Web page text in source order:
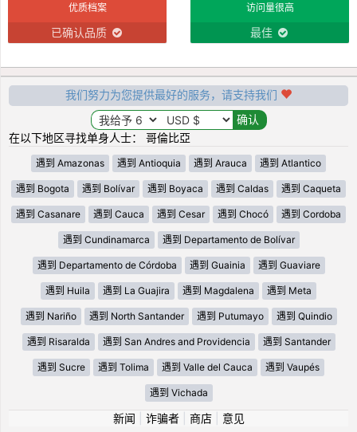
优质档案
已确认品质
访问量很高
最佳
我们努力为您提供最好的服务，请支持我们
在以下地区寻找单身人士： 哥倫比亞
遇到 Amazonas 遇到 Antioquia 遇到 Arauca 遇到 Atlantico
遇到 Bogota 遇到 Bolívar 遇到 Boyaca 遇到 Caldas 遇到 Caqueta
遇到 Casanare 遇到 Cauca 遇到 Cesar 遇到 Chocó 遇到 Cordoba
遇到 Cundinamarca 遇到 Departamento de Bolívar
遇到 Departamento de Córdoba 遇到 Guainia 遇到 Guaviare
遇到 Huila 遇到 La Guajira 遇到 Magdalena 遇到 Meta
遇到 Nariño 遇到 North Santander 遇到 Putumayo 遇到 Quindio
遇到 Risaralda 遇到 San Andres and Providencia 遇到 Santander
遇到 Sucre 遇到 Tolima 遇到 Valle del Cauca 遇到 Vaupés
遇到 Vichada
新闻 诈骗者| 商店| 意见